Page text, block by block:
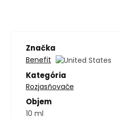
Značka
Benefit
Kategória
Rozjasňovače
Objem
10 ml